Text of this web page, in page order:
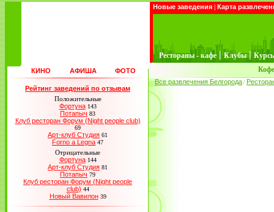
Новые заведения | Карта
Рестораны - кафе | Клубы |
КИНО АФИША ФОТО
Рейтинг заведений по отзывам
Положительные
Фортуна 143
Потапыч 83
Клуб ресторан Форум (Night people club)
69
Арт-клуб Студия 61
Forno a Legna 47
Отрицательные
Фортуна 144
Арт-клуб Студия 81
Потапыч 79
Клуб ресторан Форум (Night people
club) 44
Новый Вавилон 39
Все развлечения Белгорода /